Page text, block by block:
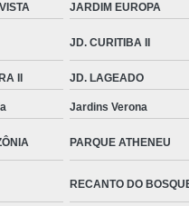
JARDIM EUROPA
JD. CURITIBA II
II JD. LAGEADO
Jardins Verona
PARQUE ATHENEU
RECANTO DO